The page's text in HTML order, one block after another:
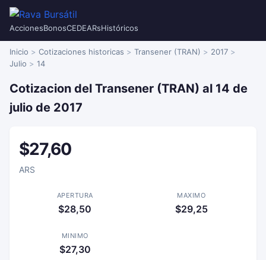
AccionesBonosCEDEARsHistóricos
Inicio Cotizaciones historicas Transener (TRAN)
2017
Julio
14
Cotizacion del Transener (TRAN) al 14 de
julio de 2017
$27,60
ARS
APERTURA
$28,50
MAXIMO
$29,25
MINIMO
$27,30